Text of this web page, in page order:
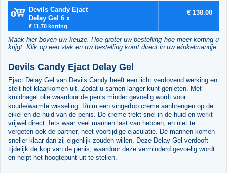
Devils Candy Ejact
Delay Gel 6 x
€ 11.70 korting
€ 138.00
Maak hier boven uw keuze. Hoe groter uw bestelling hoe meer korting u
krijgt. Klik op een vlak en uw bestelling komt direct in uw winkelmandje.
Devils Candy Ejact Delay Gel
Ejact Delay Gel van Devils Candy heeft een licht verdovend werking en
stelt het klaarkomen uit. Zodat u samen langer kunt genieten. Met
kruidnagel olie waardoor de penis minder gevoelig wordt voor
koude/warmte wisseling. Ruim een vingertop creme aanbrengen op de
eikel en de huid van de penis. De creme trekt snel in de huid en werkt
vrijwel direct. Iets waar veel mannen last van hebben, en niet te
vergeten ook de partner, heet voortijdige ejaculatie. De mannen komen
sneller klaar dan zij eigenlijk zouden willen. Deze Delay Gel verdooft
tijdelijk de kop van de penis, waardoor deze verminderd gevoelig wordt
en helpt het hoogtepunt uit te stellen.